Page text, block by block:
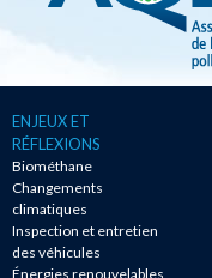
ENJEUX ET
RÉFLEXIONS
Biométhane
Changements
climatiques
Inspection et entretien
des véhicules
Énergies renouvelables